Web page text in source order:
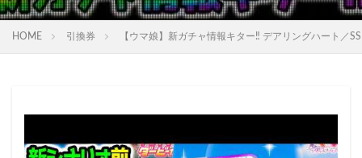
HOME 引換券 【ウマ娘】新ガチャ情報キター‼ デアリングハート／